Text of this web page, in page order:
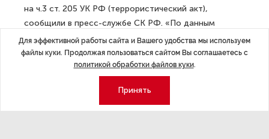
на ч.3 ст. 205 УК РФ (террористический акт),
сообщили в пресс-службе СК РФ. «По данным
следствия, 2 апреля 2023 года в помещении кафе
в центре Санкт-Петербурга произошел взрыв.
В результате этого погиб военный корреспондент
Татарский. Кроме того, ранения различной степени
Для эффективной работы сайта и Вашего удобства мы используем
файлы куки. Продолжая пользоваться сайтом Вы соглашаетесь с
политикой обработки файлов куки.
Принять